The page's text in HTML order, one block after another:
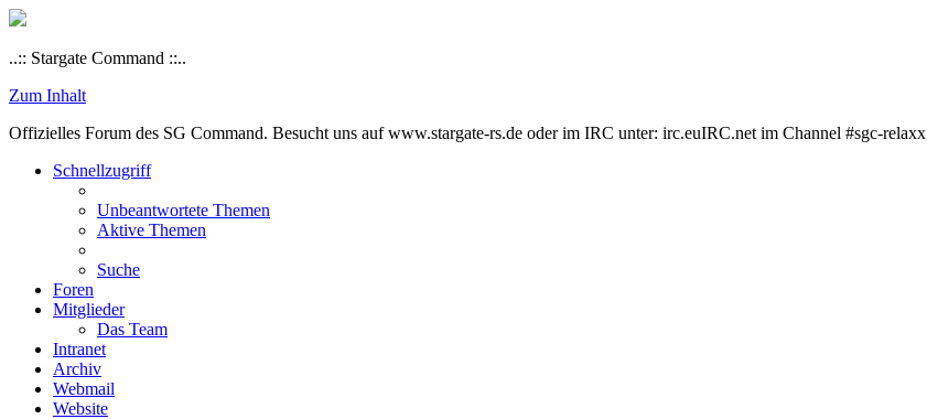
..:: Stargate Command ::..
Zum Inhalt
Offizielles Forum des SG Command. Besucht uns auf www.stargate-rs.de oder im IRC unter: irc.euIRC.net im Channel #sgc-relaxx
Schnellzugriff
Unbeantwortete Themen
Aktive Themen
Suche
Foren
Mitglieder
Das Team
Intranet
Archiv
Webmail
Website